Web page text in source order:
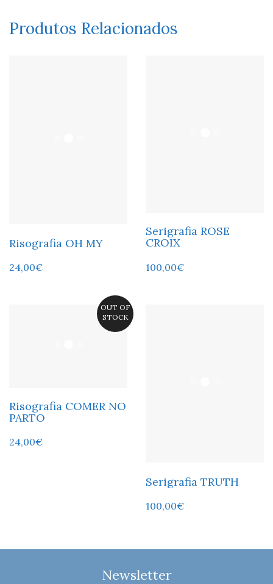
Produtos Relacionados
Risografia OH MY
24,00€
Serigrafia ROSE
CROIX
100,00€
OUT OF
STOCK
Risografia COMER NO
PARTO
24,00€
Serigrafia TRUTH
100,00€
Newsletter